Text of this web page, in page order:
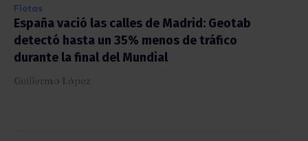
Flotas
España vació las calles de Madrid: Geotab
detectó hasta un 35% menos de tráfico
durante la final del Mundial
Guillermo López